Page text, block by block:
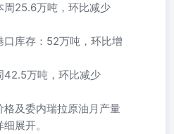
周25.6万吨，环比减少
口库存：52万吨，环比增
42.5万吨，环比减少
格及委内瑞拉原油月产量
展开。